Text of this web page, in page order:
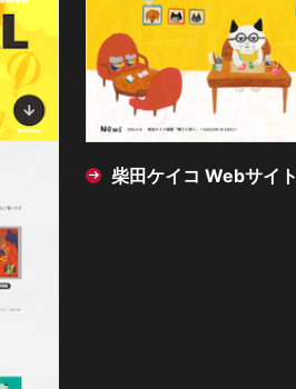
柴田ケイコ Webサイト